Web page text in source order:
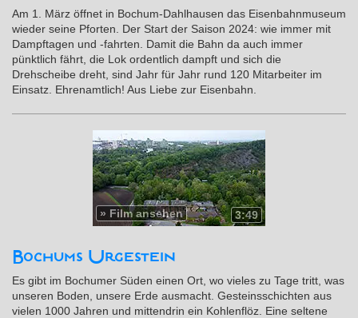
Am 1. März öffnet in Bochum-Dahlhausen das Eisenbahnmuseum
wieder seine Pforten. Der Start der Saison 2024: wie immer mit
Dampftagen und -fahrten. Damit die Bahn da auch immer
pünktlich fährt, die Lok ordentlich dampft und sich die
Drehscheibe dreht, sind Jahr für Jahr rund 120 Mitarbeiter im
Einsatz. Ehrenamtlich! Aus Liebe zur Eisenbahn.
3:49
» Film ansehen
Bochums Urgestein
Es gibt im Bochumer Süden einen Ort, wo vieles zu Tage tritt, was
unseren Boden, unsere Erde ausmacht. Gesteinsschichten aus
vielen 1000 Jahren und mittendrin ein Kohlenflöz. Eine seltene